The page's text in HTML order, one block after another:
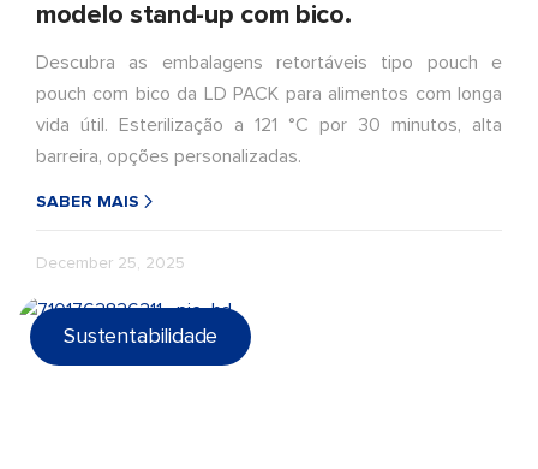
modelo stand-up com bico.
Descubra as embalagens retortáveis tipo pouch e
pouch com bico da LD PACK para alimentos com longa
vida útil. Esterilização a 121 °C por 30 minutos, alta
barreira, opções personalizadas.
SABER MAIS
December 25, 2025
Sustentabilidade